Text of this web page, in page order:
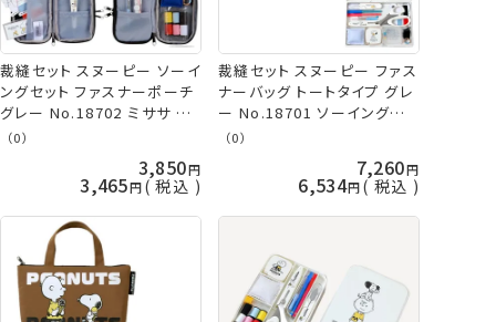
裁縫セット スヌーピー ソーイ
ングセット ファスナーポーチ
グレー No.18702 ミササ 手
芸の山久
（0）
3,850
3,465 税込
裁縫セット スヌーピー ファス
ナーバッグ トートタイプ グレ
ー No.18701 ソーイングセッ
ト ミササ
（0）
7,260
6,534 税込